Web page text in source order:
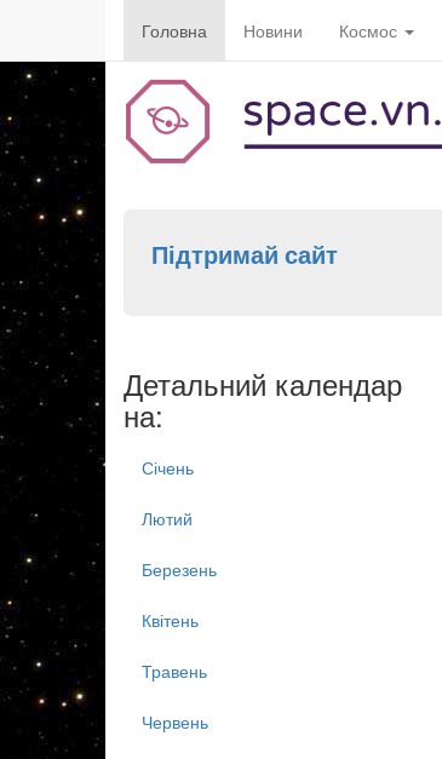
Головна Новини Космос
Підтримай сайт
Детальний календар
на:
Січень
Лютий
Березень
Квітень
Травень
Червень